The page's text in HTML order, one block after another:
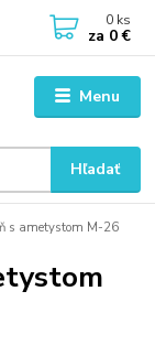
Menu
Hľadať
0 ks
za 0 €
s ametystom M-26